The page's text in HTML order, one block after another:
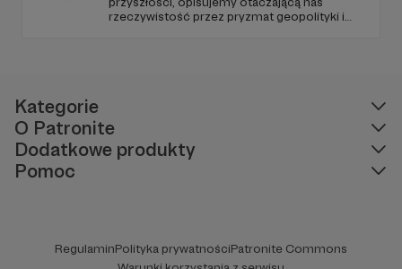
rzeczywistość przez pryzmat geopolityki i
Kategorie
O Patronite
Dodatkowe produkty
Pomoc
RegulaminPolityka prywatnościPatronite Commons